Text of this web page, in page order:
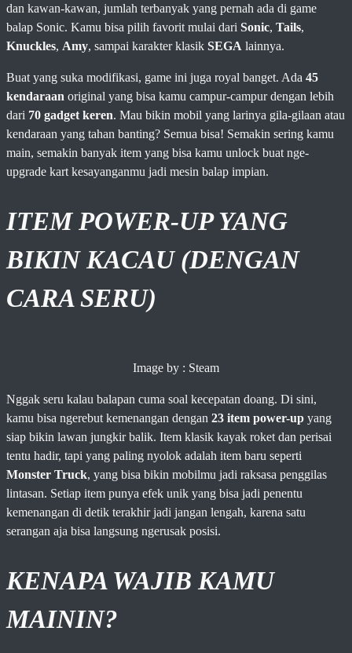
dan kawan-kawan, jumlah terbanyak yang pernah ada di game
balap Sonic. Kamu bisa pilih favorit mulai dari Sonic, Tails,
Knuckles, Amy, sampai karakter klasik SEGA lainnya.
Buat yang suka modifikasi, game ini juga royal banget. Ada 45
kendaraan original yang bisa kamu campur-campur dengan lebih
dari 70 gadget keren. Mau bikin mobil yang larinya gila-gilaan atau
kendaraan yang tahan banting? Semua bisa! Semakin sering kamu
main, semakin banyak item yang bisa kamu unlock buat nge-
upgrade kart kesayanganmu jadi mesin balap impian.
ITEM POWER-UP YANG
BIKIN KACAU (DENGAN
CARA SERU)
Image by : Steam
Nggak seru kalau balapan cuma soal kecepatan doang. Di sini,
kamu bisa ngerebut kemenangan dengan 23 item power-up yang
siap bikin lawan jungkir balik. Item klasik kayak roket dan perisai
tentu hadir, tapi yang paling nyolok adalah item baru seperti
Monster Truck, yang bisa bikin mobilmu jadi raksasa penggilas
lintasan. Setiap item punya efek unik yang bisa jadi penentu
kemenangan di detik terakhir jadi jangan lengah, karena satu
serangan aja bisa langsung ngerusak posisi.
KENAPA WAJIB KAMU
MAININ?